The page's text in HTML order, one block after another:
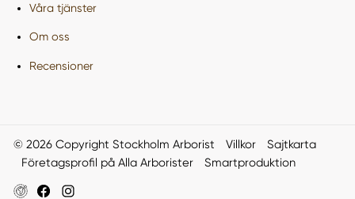
Våra tjänster
Om oss
Recensioner
© 2026 Copyright Stockholm Arborist Villkor
Sajtkarta
Företagsprofil på Alla Arborister
Smartproduktion